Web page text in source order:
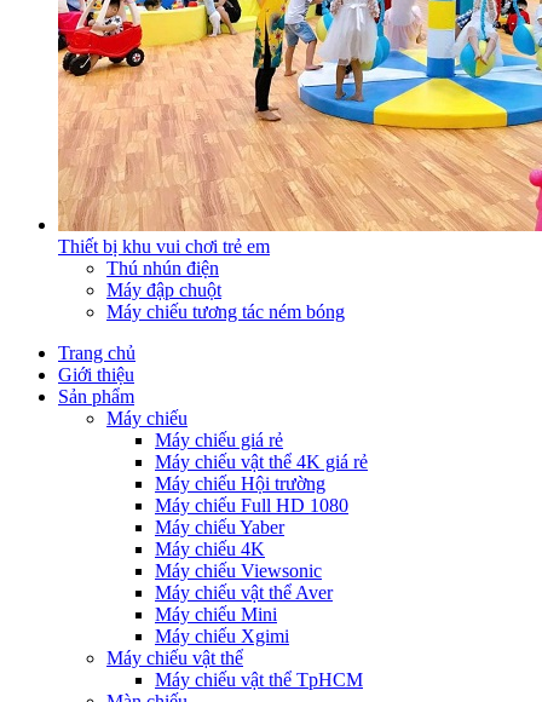
Thiết bị khu vui chơi trẻ em
Thú nhún điện
Máy đập chuột
Máy chiếu tương tác ném bóng
Trang chủ
Giới thiệu
Sản phẩm
Máy chiếu
Máy chiếu giá rẻ
Máy chiếu vật thể 4K giá rẻ
Máy chiếu Hội trường
Máy chiếu Full HD 1080
Máy chiếu Yaber
Máy chiếu 4K
Máy chiếu Viewsonic
Máy chiếu vật thể Aver
Máy chiếu Mini
Máy chiếu Xgimi
Máy chiếu vật thể
Máy chiếu vật thể TpHCM